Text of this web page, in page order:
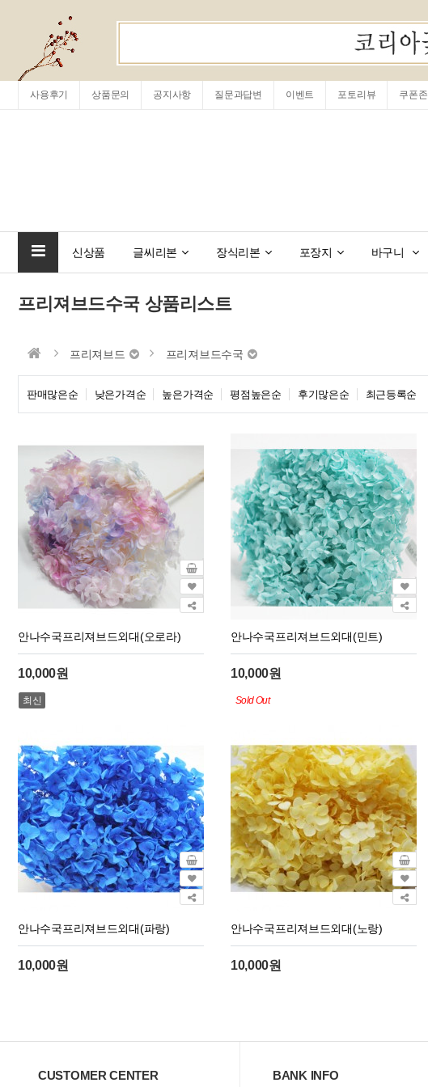
사용후기 상품문의 공지사항 질문과답변 이벤트 포토리뷰 쿠폰존
신상품 글씨리본 장식리본 포장지 바구니
프리져브드수국 상품리스트
프리져브드 프리져브드수국
판매많은순 낮은가격순 높은가격순 평점높은순 후기많은순 최근등록순
안나수국프리져브드외대(오로라)
10,000원
최신
안나수국프리져브드외대(민트)
10,000원
Sold Out
안나수국프리져브드외대(파랑)
10,000원
안나수국프리져브드외대(노랑)
10,000원
CUSTOMER CENTER BANK INFO